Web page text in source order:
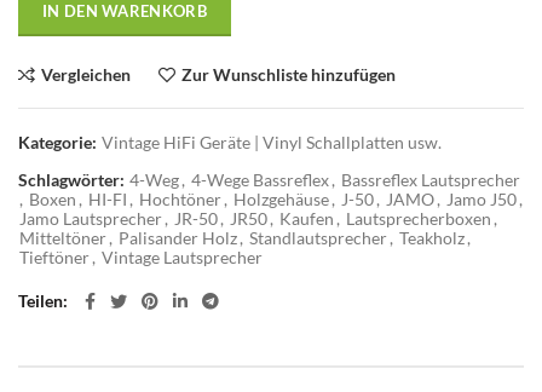
IN DEN WARENKORB
Vergleichen Zur Wunschliste hinzufügen
Kategorie: Vintage HiFi Geräte | Vinyl Schallplatten usw.
Schlagwörter: 4-Weg, 4-Wege Bassreflex, Bassreflex Lautsprecher
, Boxen , HI-FI , Hochtöner, Holzgehäuse, J-50, JAMO, Jamo J50,
Jamo Lautsprecher, JR-50, JR50, Kaufen , Lautsprecherboxen ,
Mitteltöner, Palisander Holz, Standlautsprecher, Teakholz,
Tieftöner, Vintage Lautsprecher
Teilen